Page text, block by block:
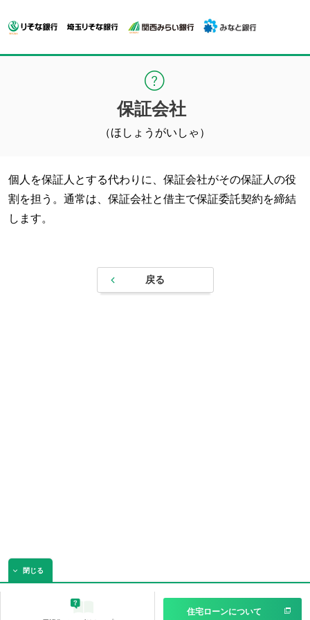
保証会社
（ほしょうがいしゃ）
個人を保証人とする代わりに、保証会社がその保証人の役
割を担う。通常は、保証会社と借主で保証委託契約を締結
します。
戻る
閉じる
住宅ローンについて